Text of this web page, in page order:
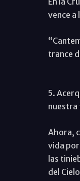
vence a
trance
5.
nuestra
Ahora,
vida
las
del